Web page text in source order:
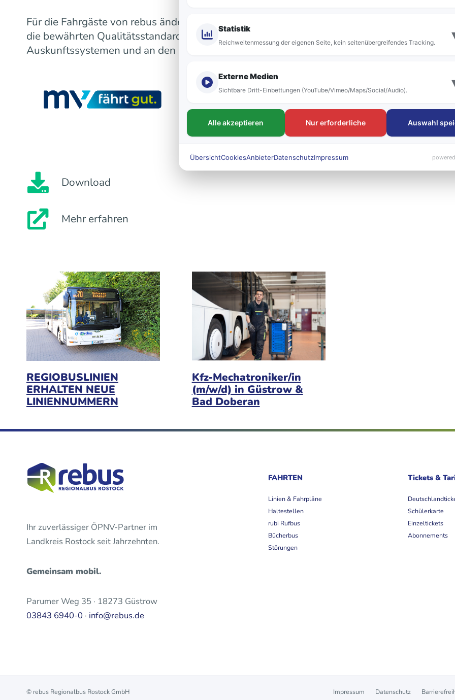
Für die Fahrgäste von rebus ändert sich mit der Umstellung vor allem die Bezeichnung
die bewährten Qualitätsstandards bleiben bestehen. Die neuen Liniennummern werden
Auskunftssystemen und an den Fahrzeugen sichtbar sein.
Download
Mehr erfahren
REGIOBUSLINIEN
ERHALTEN NEUE
LINIENNUMMERN
Kfz-Mechatroniker/in
(m/w/d) in Güstrow &
Bad Doberan
Ihr zuverlässiger ÖPNV-Partner im
Landkreis Rostock seit Jahrzehnten.
Gemeinsam mobil.
Parumer Weg 35 · 18273 Güstrow
03843 6940-0 · info@rebus.de
FAHRTEN
Linien & Fahrpläne
Haltestellen
rubi Rufbus
Bücherbus
Störungen
Tickets &
Schülerkarte
Einzeltickets
Abonnements
© rebus Regionalbus Rostock GmbH Impressum Datenschutz
Statistik
Reichweitenmessung der eigenen Seite, kein seitenübergreifendes Tracking.
Externe Medien
Sichtbare Dritt-Einbettungen (YouTube/Vimeo/Maps/Social/Audio).
Alle akzeptieren Nur erforderliche Auswahl
ÜbersichtCookiesAnbieterDatenschutzImpressum